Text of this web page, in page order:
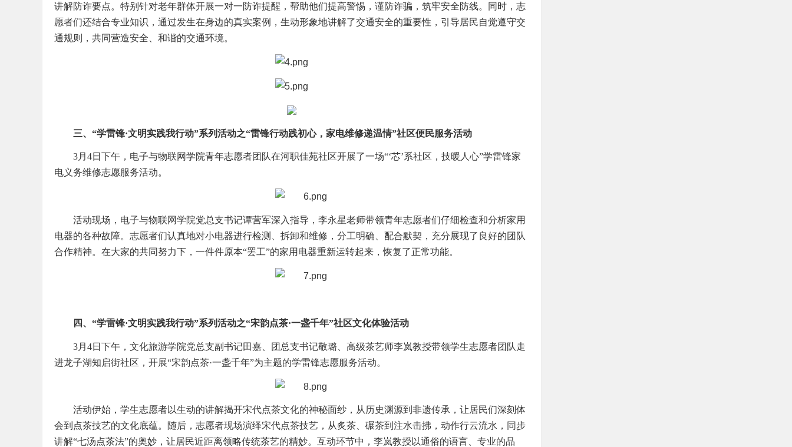
讲解防诈要点。特别针对老年群体开展一对一防诈提醒，帮助他们提高警惕，谨防诈骗，筑牢安全防线。同时，志
愿者们还结合专业知识，通过发生在身边的真实案例，生动形象地讲解了交通安全的重要性，引导居民自觉遵守交
通规则，共同营造安全、和谐的交通环境。
三、“学雷锋·文明实践我行动”系列活动之“雷锋行动践初心，家电维修递温情”社区便民服务活动
3月4日下午，电子与物联网学院青年志愿者团队在河职佳苑社区开展了一场“‘芯’系社区，技暖人心”学雷锋家
电义务维修志愿服务活动。
活动现场，电子与物联网学院党总支书记谭营军深入指导，李永星老师带领青年志愿者们仔细检查和分析家用
电器的各种故障。志愿者们认真地对小电器进行检测、拆卸和维修，分工明确、配合默契，充分展现了良好的团队
合作精神。在大家的共同努力下，一件件原本“罢工”的家用电器重新运转起来，恢复了正常功能。
四、“学雷锋·文明实践我行动”系列活动之“宋韵点茶·一盏千年”社区文化体验活动
3月4日下午，文化旅游学院党总支副书记田嘉、团总支书记敬璐、高级茶艺师李岚教授带领学生志愿者团队走
进龙子湖知启街社区，开展“宋韵点茶·一盏千年”为主题的学雷锋志愿服务活动。
活动伊始，学生志愿者以生动的讲解揭开宋代点茶文化的神秘面纱，从历史渊源到非遗传承，让居民们深刻体
会到点茶技艺的文化底蕴。随后，志愿者现场演绎宋代点茶技艺，从炙茶、碾茶到注水击拂，动作行云流水，同步
讲解“七汤点茶法”的奥妙，让居民近距离领略传统茶艺的精妙。互动环节中，李岚教授以通俗的语言、专业的品